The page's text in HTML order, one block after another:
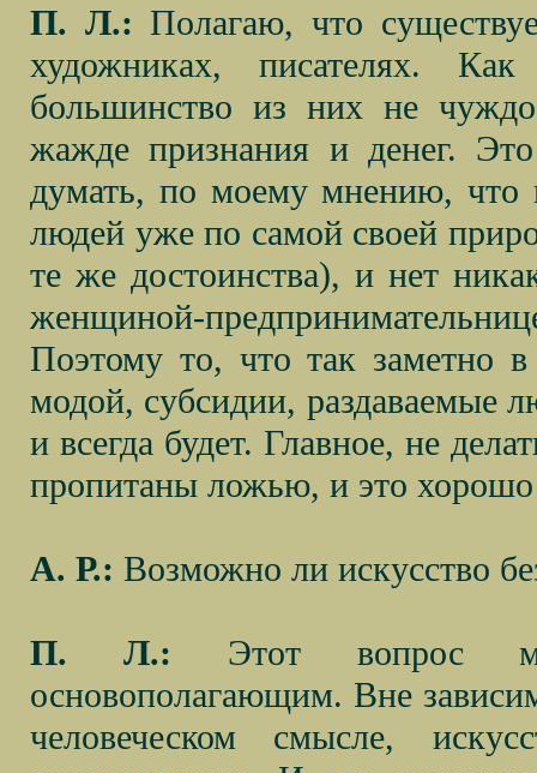
П. Л.: Полагаю, что
художниках, писателях.
большинство из них не
жажде признания и денег.
думать, по моему мнению, что
людей уже по самой своей
те же достоинства), и нет
женщиной-
Поэтому то, что так заметно
модой, субсидии, раздаваемые
и всегда будет. Главное, не
пропитаны ложью, и это хорошо
А. Р.: Возможно ли искусство
П. Л.: Этот вопрос мне
основополагающим. Вне
человеческом смысле,